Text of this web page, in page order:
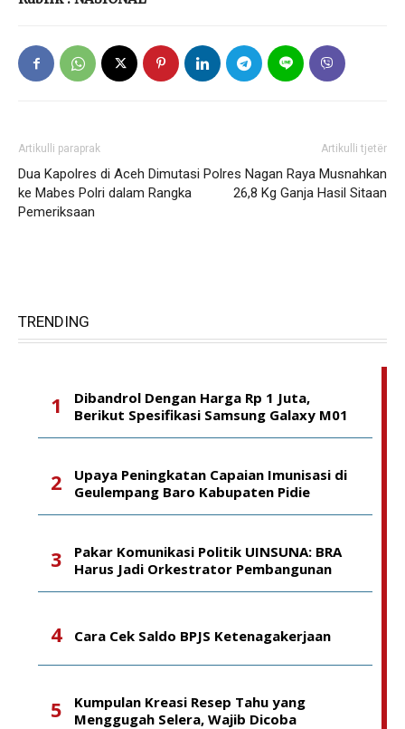
Artikulli paraprak
Dua Kapolres di Aceh Dimutasi
ke Mabes Polri dalam Rangka
Pemeriksaan
Artikulli tjetër
Polres Nagan Raya Musnahkan
26,8 Kg Ganja Hasil Sitaan
TRENDING
Dibandrol Dengan Harga Rp 1 Juta,
Berikut Spesifikasi Samsung Galaxy M01
Upaya Peningkatan Capaian Imunisasi di
Geulempang Baro Kabupaten Pidie
Pakar Komunikasi Politik UINSUNA: BRA
Harus Jadi Orkestrator Pembangunan
Cara Cek Saldo BPJS Ketenagakerjaan
Kumpulan Kreasi Resep Tahu yang
Menggugah Selera, Wajib Dicoba